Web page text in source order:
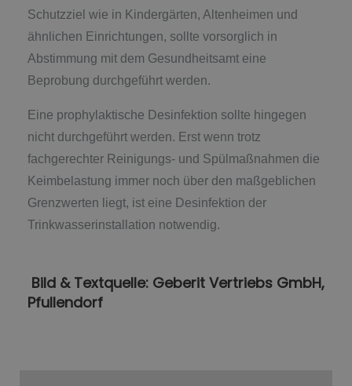
Schutzziel wie in Kindergärten, Altenheimen und
ähnlichen Einrichtungen, sollte vorsorglich in
Abstimmung mit dem Gesundheitsamt eine
Beprobung durchgeführt werden.
Eine prophylaktische Desinfektion sollte hingegen
nicht durchgeführt werden. Erst wenn trotz
fachgerechter Reinigungs- und Spülmaßnahmen die
Keimbelastung immer noch über den maßgeblichen
Grenzwerten liegt, ist eine Desinfektion der
Trinkwasserinstallation notwendig.
Bild & Textquelle: Geberit Vertriebs GmbH,
Pfullendorf